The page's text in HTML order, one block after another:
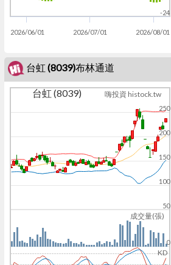
2026/06/01 2026/07/01 2026/08/01
-24
台虹 (8039)布林通道
成交量(張)
KD
台虹 (8039) 嗨投資 histock.tw
50
100
150
200
250
0